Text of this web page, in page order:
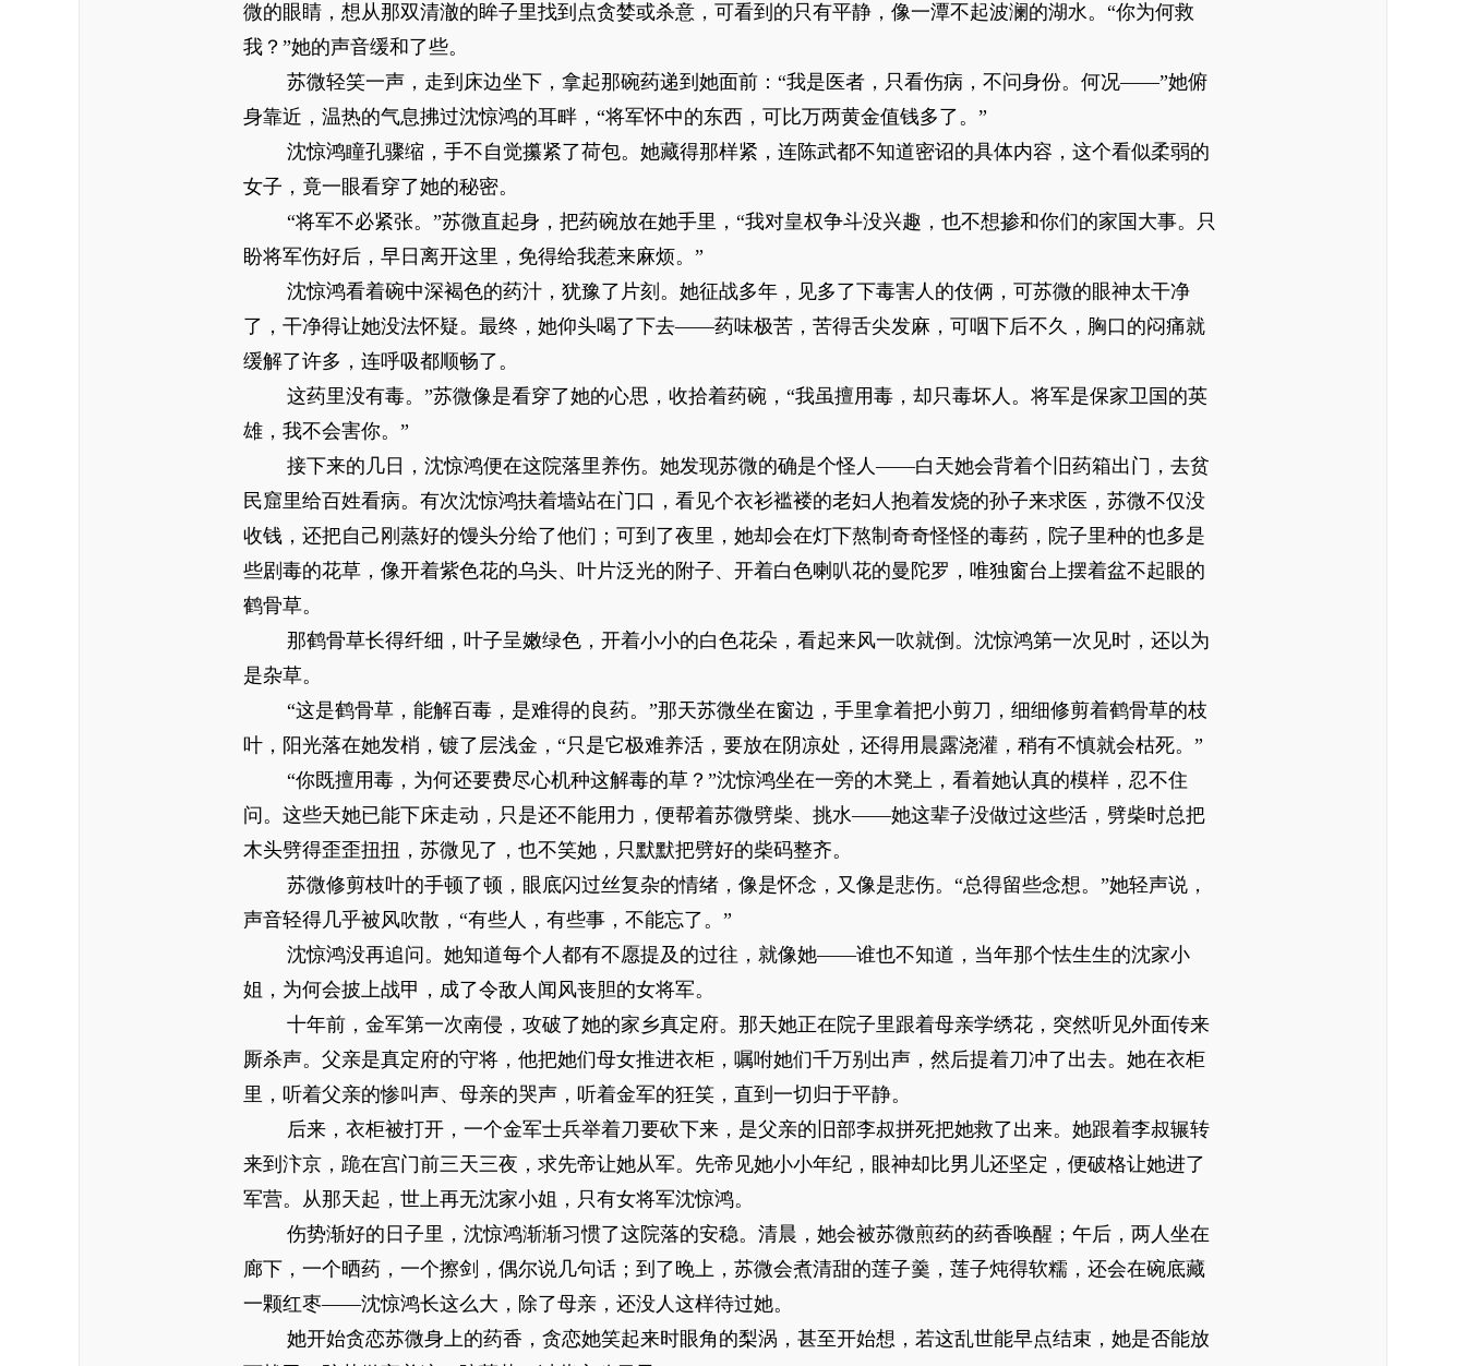
微的眼睛，想从那双清澈的眸子里找到点贪婪或杀意，可看到的只有平静，像一潭不起波澜的湖水。“你为何救
我？”她的声音缓和了些。
苏微轻笑一声，走到床边坐下，拿起那碗药递到她面前：“我是医者，只看伤病，不问身份。何况——”她俯
身靠近，温热的气息拂过沈惊鸿的耳畔，“将军怀中的东西，可比万两黄金值钱多了。”
沈惊鸿瞳孔骤缩，手不自觉攥紧了荷包。她藏得那样紧，连陈武都不知道密诏的具体内容，这个看似柔弱的
女子，竟一眼看穿了她的秘密。
“将军不必紧张。”苏微直起身，把药碗放在她手里，“我对皇权争斗没兴趣，也不想掺和你们的家国大事。只
盼将军伤好后，早日离开这里，免得给我惹来麻烦。”
沈惊鸿看着碗中深褐色的药汁，犹豫了片刻。她征战多年，见多了下毒害人的伎俩，可苏微的眼神太干净
了，干净得让她没法怀疑。最终，她仰头喝了下去——药味极苦，苦得舌尖发麻，可咽下后不久，胸口的闷痛就
缓解了许多，连呼吸都顺畅了。
这药里没有毒。”苏微像是看穿了她的心思，收拾着药碗，“我虽擅用毒，却只毒坏人。将军是保家卫国的英
雄，我不会害你。”
接下来的几日，沈惊鸿便在这院落里养伤。她发现苏微的确是个怪人——白天她会背着个旧药箱出门，去贫
民窟里给百姓看病。有次沈惊鸿扶着墙站在门口，看见个衣衫褴褛的老妇人抱着发烧的孙子来求医，苏微不仅没
收钱，还把自己刚蒸好的馒头分给了他们；可到了夜里，她却会在灯下熬制奇奇怪怪的毒药，院子里种的也多是
些剧毒的花草，像开着紫色花的乌头、叶片泛光的附子、开着白色喇叭花的曼陀罗，唯独窗台上摆着盆不起眼的
鹤骨草。
那鹤骨草长得纤细，叶子呈嫩绿色，开着小小的白色花朵，看起来风一吹就倒。沈惊鸿第一次见时，还以为
是杂草。
“这是鹤骨草，能解百毒，是难得的良药。”那天苏微坐在窗边，手里拿着把小剪刀，细细修剪着鹤骨草的枝
叶，阳光落在她发梢，镀了层浅金，“只是它极难养活，要放在阴凉处，还得用晨露浇灌，稍有不慎就会枯死。”
“你既擅用毒，为何还要费尽心机种这解毒的草？”沈惊鸿坐在一旁的木凳上，看着她认真的模样，忍不住
问。这些天她已能下床走动，只是还不能用力，便帮着苏微劈柴、挑水——她这辈子没做过这些活，劈柴时总把
木头劈得歪歪扭扭，苏微见了，也不笑她，只默默把劈好的柴码整齐。
苏微修剪枝叶的手顿了顿，眼底闪过丝复杂的情绪，像是怀念，又像是悲伤。“总得留些念想。”她轻声说，
声音轻得几乎被风吹散，“有些人，有些事，不能忘了。”
沈惊鸿没再追问。她知道每个人都有不愿提及的过往，就像她——谁也不知道，当年那个怯生生的沈家小
姐，为何会披上战甲，成了令敌人闻风丧胆的女将军。
十年前，金军第一次南侵，攻破了她的家乡真定府。那天她正在院子里跟着母亲学绣花，突然听见外面传来
厮杀声。父亲是真定府的守将，他把她们母女推进衣柜，嘱咐她们千万别出声，然后提着刀冲了出去。她在衣柜
里，听着父亲的惨叫声、母亲的哭声，听着金军的狂笑，直到一切归于平静。
后来，衣柜被打开，一个金军士兵举着刀要砍下来，是父亲的旧部李叔拼死把她救了出来。她跟着李叔辗转
来到汴京，跪在宫门前三天三夜，求先帝让她从军。先帝见她小小年纪，眼神却比男儿还坚定，便破格让她进了
军营。从那天起，世上再无沈家小姐，只有女将军沈惊鸿。
伤势渐好的日子里，沈惊鸿渐渐习惯了这院落的安稳。清晨，她会被苏微煎药的药香唤醒；午后，两人坐在
廊下，一个晒药，一个擦剑，偶尔说几句话；到了晚上，苏微会煮清甜的莲子羹，莲子炖得软糯，还会在碗底藏
一颗红枣——沈惊鸿长这么大，除了母亲，还没人这样待过她。
她开始贪恋苏微身上的药香，贪恋她笑起来时眼角的梨涡，甚至开始想，若这乱世能早点结束，她是否能放